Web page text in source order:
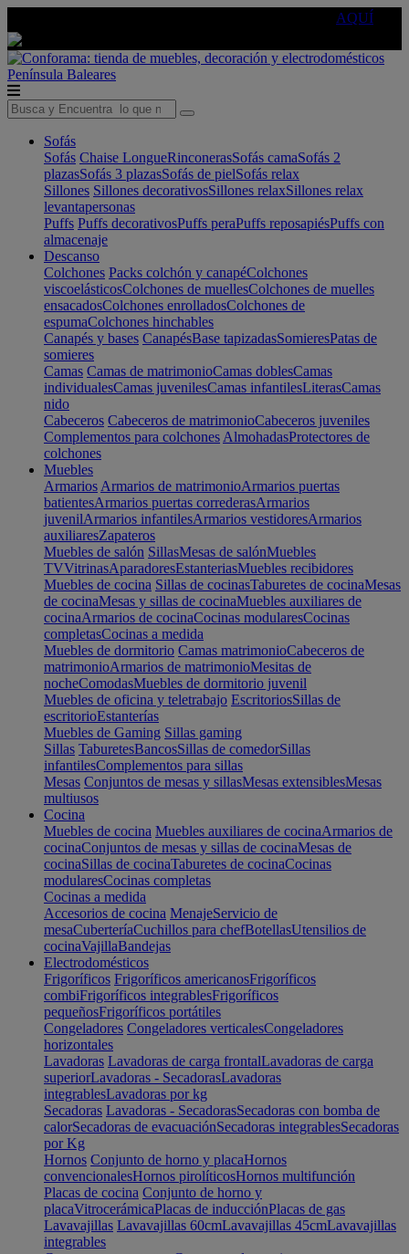
AQUÍ
Península Baleares
Sofás
Sofás Chaise LongueRinconerasSofás camaSofás 2
plazasSofás 3 plazasSofás de pielSofás relax
Sillones Sillones decorativosSillones relaxSillones relax
levantapersonas
Puffs Puffs decorativosPuffs peraPuffs reposapiésPuffs con
almacenaje
Descanso
Colchones Packs colchón y canapéColchones
viscoelásticosColchones de muellesColchones de muelles
ensacadosColchones enrolladosColchones de
espumaColchones hinchables
Canapés y bases CanapésBase tapizadasSomieresPatas de
somieres
Camas Camas de matrimonioCamas doblesCamas
individualesCamas juvenilesCamas infantilesLiterasCamas
nido
Cabeceros Cabeceros de matrimonioCabeceros juveniles
Complementos para colchones AlmohadasProtectores de
colchones
Muebles
Armarios Armarios de matrimonioArmarios puertas
batientesArmarios puertas correderasArmarios
juvenilArmarios infantilesArmarios vestidoresArmarios
auxiliaresZapateros
Muebles de salón SillasMesas de salónMuebles
TVVitrinasAparadoresEstanteriasMuebles recibidores
Muebles de cocina Sillas de cocinasTaburetes de cocinaMesas
de cocinaMesas y sillas de cocinaMuebles auxiliares de
cocinaArmarios de cocinaCocinas modularesCocinas
completasCocinas a medida
Muebles de dormitorio Camas matrimonioCabeceros de
matrimonioArmarios de matrimonioMesitas de
nocheComodasMuebles de dormitorio juvenil
Muebles de oficina y teletrabajo EscritoriosSillas de
escritorioEstanterías
Muebles de Gaming Sillas gaming
Sillas TaburetesBancosSillas de comedorSillas
infantilesComplementos para sillas
Mesas Conjuntos de mesas y sillasMesas extensiblesMesas
multiusos
Cocina
Muebles de cocina Muebles auxiliares de cocinaArmarios de
cocinaConjuntos de mesas y sillas de cocinaMesas de
cocinaSillas de cocinaTaburetes de cocinaCocinas
modularesCocinas completas
Cocinas a medida
Accesorios de cocina MenajeServicio de
mesaCuberteríaCuchillos para chefBotellasUtensilios de
cocinaVajillaBandejas
Electrodomésticos
Frigoríficos Frigoríficos americanosFrigoríficos
combiFrigoríficos integrablesFrigoríficos
pequeñosFrigoríficos portátiles
Congeladores Congeladores verticalesCongeladores
horizontales
Lavadoras Lavadoras de carga frontalLavadoras de carga
superiorLavadoras - SecadorasLavadoras
integrablesLavadoras por kg
Secadoras Lavadoras - SecadorasSecadoras con bomba de
calorSecadoras de evacuaciónSecadoras integrablesSecadoras
por Kg
Hornos Conjunto de horno y placaHornos
convencionalesHornos pirolíticosHornos multifunción
Placas de cocina Conjunto de horno y
placaVitrocerámicaPlacas de inducciónPlacas de gas
Lavavajillas Lavavajillas 60cmLavavajillas 45cmLavavajillas
integrables